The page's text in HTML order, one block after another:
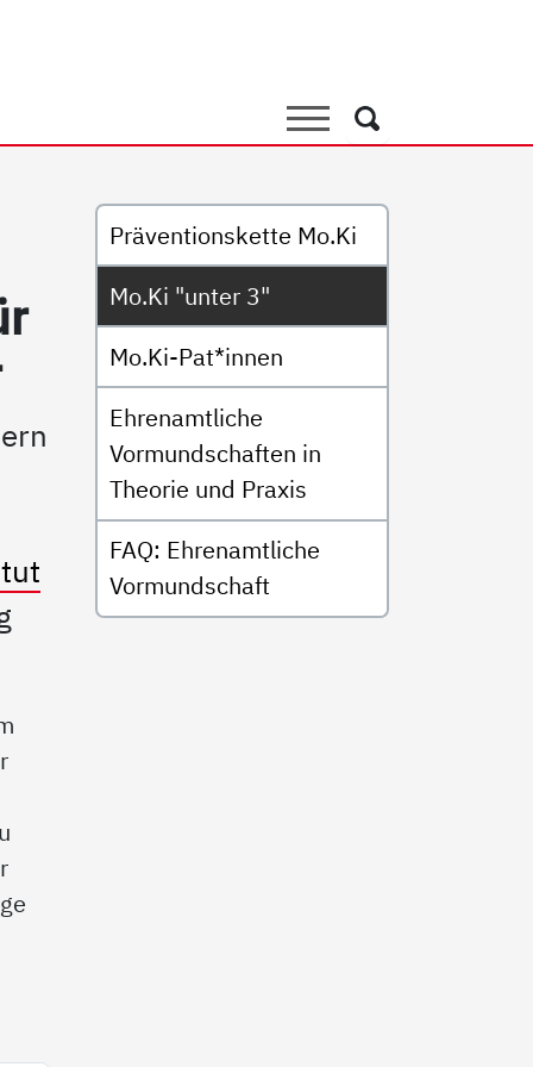
Suche
Suche
Untermenü
Präventionskette Mo.Ki
Mo.Ki "unter 3"
Mo.Ki-Pat*innen
Ehrenamtliche
Vormundschaften in
Theorie und Praxis
FAQ: Ehrenamtliche
Vormundschaft